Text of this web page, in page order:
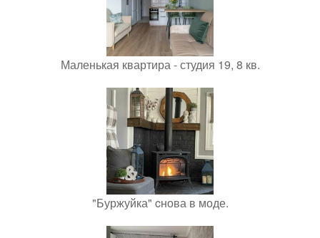
Маленькая квартира - студия 19, 8 кв.
"Буржуйка" cнова в моде.